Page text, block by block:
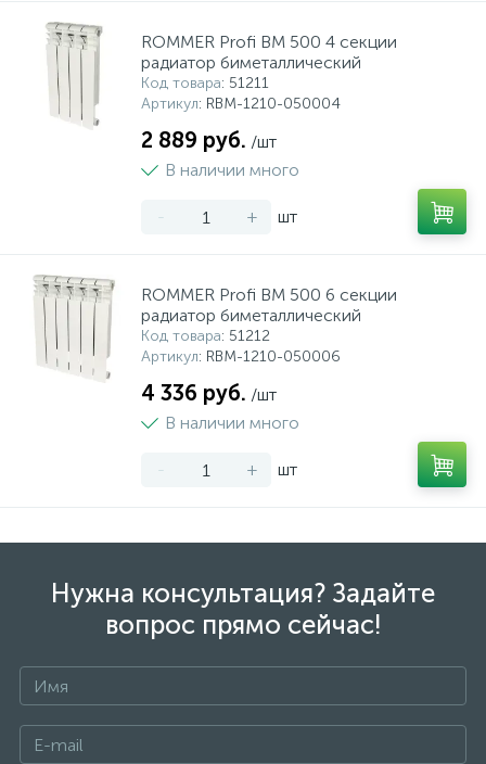
ROMMER Profi BM 500 4 секции
радиатор биметаллический
Код товара: 51211
Артикул: RBM-1210-050004
2 889 руб. /шт
В наличии много
- + шт
ROMMER Profi BM 500 6 секции
радиатор биметаллический
Код товара: 51212
Артикул: RBM-1210-050006
4 336 руб. /шт
В наличии много
- + шт
Нужна консультация? Задайте
вопрос прямо сейчас!